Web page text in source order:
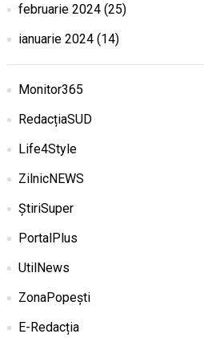
februarie 2024(25)
ianuarie 2024(14)
Monitor365
RedacțiaSUD
Life4Style
ZilnicNEWS
ȘtiriSuper
PortalPlus
UtilNews
ZonaPopești
E-Redacția